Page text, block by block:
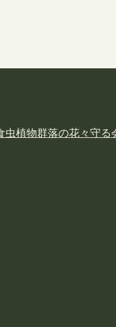
虫植物群落の花々守る